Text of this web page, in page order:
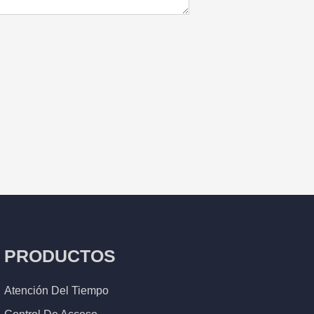
PRODUCTOS
Atención Del Tiempo